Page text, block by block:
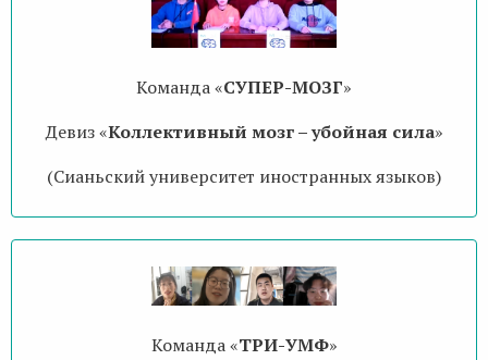
Команда «СУПЕР-МОЗГ»
Девиз «Коллективный мозг – убойная сила»
(Сианьский университет иностранных языков)
Команда «ТРИ-УМФ»